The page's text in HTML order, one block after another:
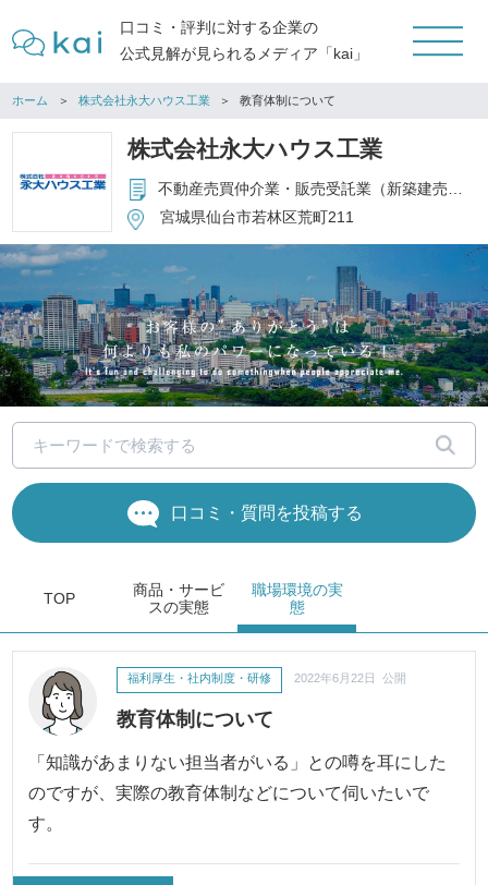
口コミ・評判に対する企業の
公式見解が見られるメディア「kai」
ホーム 株式会社永大ハウス工業 教育体制について
株式会社永大ハウス工業
不動産売買仲介業・販売受託業（新築建売等の販売代理）・不動産販売業（物件の買取・販売）
宮城県仙台市若林区荒町211
口コミ・質問を投稿する
TOP
商品・サービ
スの実態
職場環境の実
態
教育体制について
福利厚生・社内制度・研修 2022年6月22日 公開
「知識があまりない担当者がいる」との噂を耳にした
のですが、実際の教育体制などについて伺いたいで
す。